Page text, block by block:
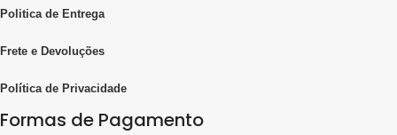
Politica de Entrega
Frete e Devoluções
Política de Privacidade
Formas de Pagamento